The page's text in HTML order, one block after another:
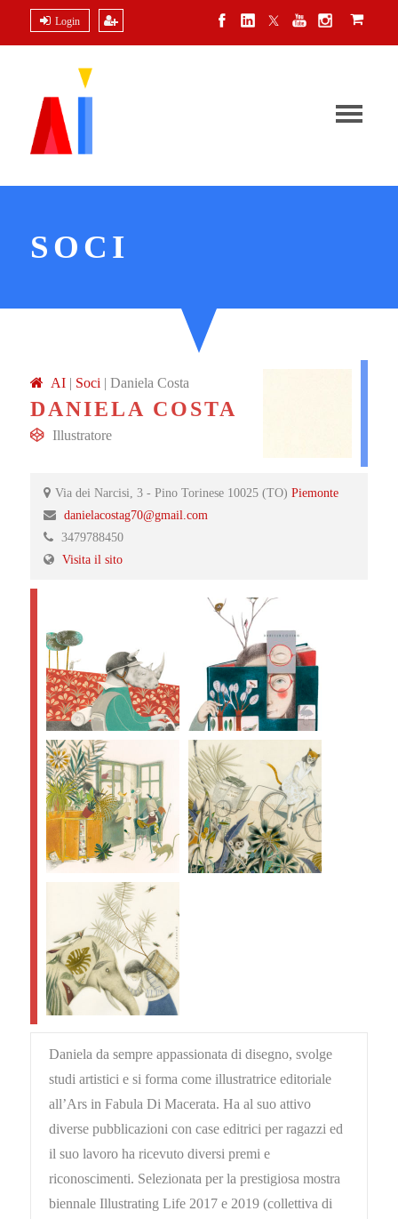
Login
SOCI
AI | Soci | Daniela Costa
DANIELA COSTA
Illustratore
Via dei Narcisi, 3 - Pino Torinese 10025 (TO) Piemonte
danielacostag70@gmail.com
3479788450
Visita il sito
Daniela da sempre appassionata di disegno, svolge
studi artistici e si forma come illustratrice editoriale
all’Ars in Fabula Di Macerata. Ha al suo attivo
diverse pubblicazioni con case editrici per ragazzi ed
il suo lavoro ha ricevuto diversi premi e
riconoscimenti. Selezionata per la prestigiosa mostra
biennale Illustrating Life 2017 e 2019 (collettiva di